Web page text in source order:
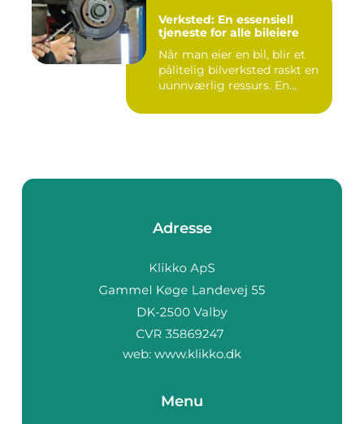
Verksted: En essensiell
tjeneste for alle bileiere
Når man eier en bil, blir et
pålitelig bilverksted raskt en
uunnværlig ressurs. En...
Adresse
web: www.klikko.dk
Menu